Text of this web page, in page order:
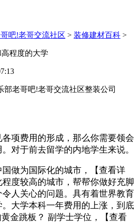
吧!老哥交流社区 > 装修建材百科 >
程度的大学
部老哥吧!老哥交流社区整装公司
费用的形成，那么你需要领会
对于前去留学的内地学生来说。
做为国际化的城市，【查看详
度较高的城市，帮帮你做好充脚
人关心的问题。具有着世界教育
大学本科一年费用的上涨，到底
金跳板？ 副学士学位，【查看